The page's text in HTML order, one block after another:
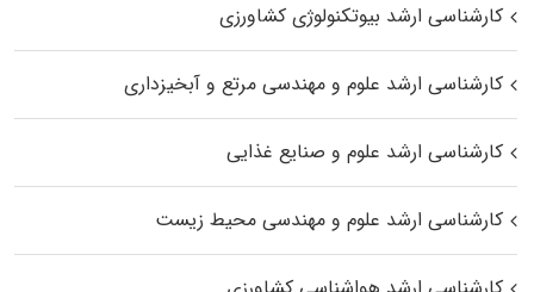
کارشناسی ارشد بیوتکنولوژی کشاورزی
کارشناسی ارشد علوم و مهندسی مرتع و آبخیزداری
کارشناسی ارشد علوم و صنایع غذایی
کارشناسی ارشد علوم و مهندسی محیط زیست